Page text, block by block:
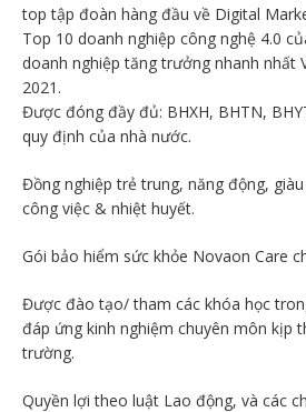
top tập đoàn hàng đầu về Digital
Top 10 doanh nghiệp công nghệ 4.0
doanh nghiệp tăng trưởng nhanh nhất
2021.
Được đóng đầy đủ: BHXH, BHTN,
quy định của nhà nước.
Đồng nghiệp trẻ trung, năng động,
công việc & nhiệt huyết.
Gói bảo hiểm sức khỏe Novaon Care
Được đào tạo/ tham các khóa học
đáp ứng kinh nghiệm chuyên môn kịp
trường.
Quyền lợi theo luật Lao động, và các